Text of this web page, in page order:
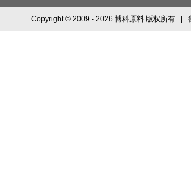
Copyright © 2009 - 2026 博科原料 版权所有 |